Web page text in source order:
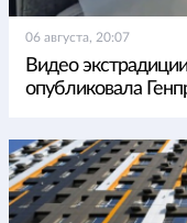
06 августа, 20:07
Видео
опубликовала